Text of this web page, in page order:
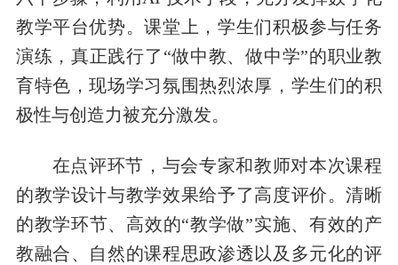
教学平台优势。课堂上，学生们积极参与任务
演练，真正践行了“做中教、做中学”的职业教
育特色，现场学习氛围热烈浓厚，学生们的积
极性与创造力被充分激发。
在点评环节，与会专家和教师对本次课程
的教学设计与教学效果给予了高度评价。清晰
的教学环节、高效的“教学做”实施、有效的产
教融合、自然的课程思政渗透以及多元化的评